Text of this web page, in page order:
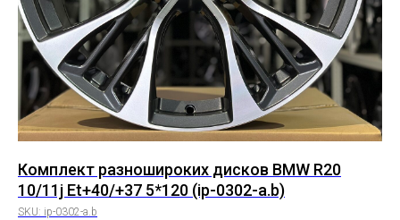
Комплект разношироких дисков BMW R20
10/11j Et+40/+37 5*120 (ip-0302-a.b)
SKU: ip-0302-a.b